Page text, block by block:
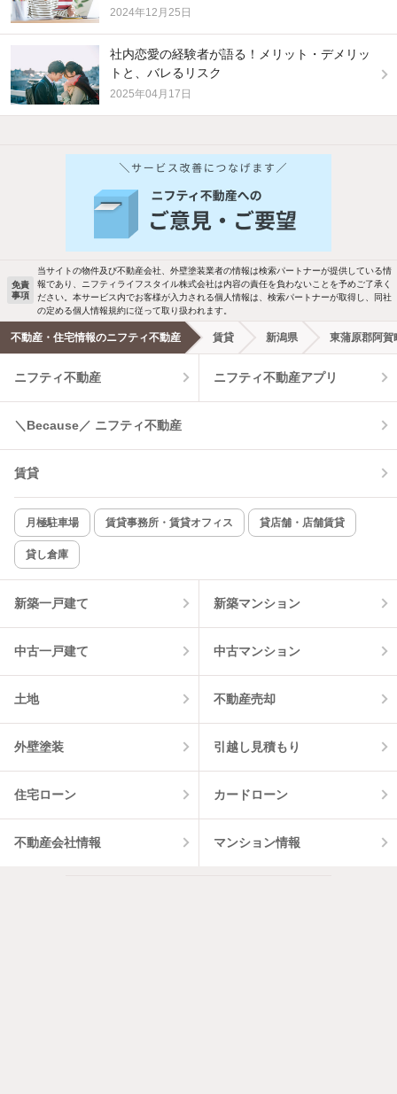
2024年12月25日
社内恋愛の経験者が語る！メリット・デメリッ
トと、バレるリスク
2025年04月17日
バス・トイレ別 2階以上
洗濯機置場あり 独立洗面台
エアコンあり 都市ガス
温水洗浄便座 オートロック
コンロ2口以上
新着のみ インターネット無料
該当件数:
1件
免責
事項
当サイトの物件及び不動産会社、外壁塗装業者の情報は検索パートナーが提供している情
報であり、ニフティライフスタイル株式会社は内容の責任を負わないことを予めご了承く
ださい。本サービス内でお客様が入力される個人情報は、検索パートナーが取得し、同社
の定める個人情報規約に従って取り扱われます。
不動産・住宅情報のニフティ不動産 賃貸 新潟県 東蒲原郡阿賀
ニフティ不動産 ニフティ不動産アプリ
＼Because／ ニフティ不動産
賃貸
月極駐車場 賃貸事務所・賃貸オフィス 貸店舗・店舗賃貸
貸し倉庫
新築一戸建て 新築マンション
中古一戸建て 中古マンション
土地 不動産売却
外壁塗装 引越し見積もり
住宅ローン カードローン
不動産会社情報 マンション情報